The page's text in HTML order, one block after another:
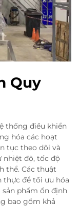
Quy
thống điều khiển
hóa các hoạt
tục theo dõi và
nhiệt độ, tốc độ
thể. Các thuật
để tối ưu hóa
phẩm ổn định
bao gồm khả